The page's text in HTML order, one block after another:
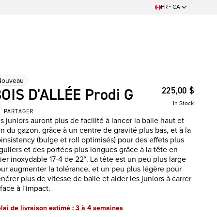
FR - CA
D'ALLÉE Prodi G
PARTAGER
225,00 $
In Stock
juniors auront plus de facilité à lancer la balle haut et
du gazon, grâce à un centre de gravité plus bas, et à la
(bulge et roll optimisés) pour des effets plus
et des portées plus longues grâce à la tête en
inoxydable 17-4 de 22°. La tête est un peu plus large
augmenter la tolérance, et un peu plus légère pour
plus de vitesse de balle et aider les juniors à carrer
à l'impact.
de livraison estimé : 3 à 4 semaines